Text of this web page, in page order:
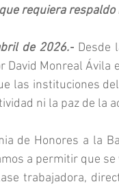
requiera
de 2026.- Desde
David Monreal
las instituciones
ni la paz de la
de Honores a la
a permitir que
trabajadora,